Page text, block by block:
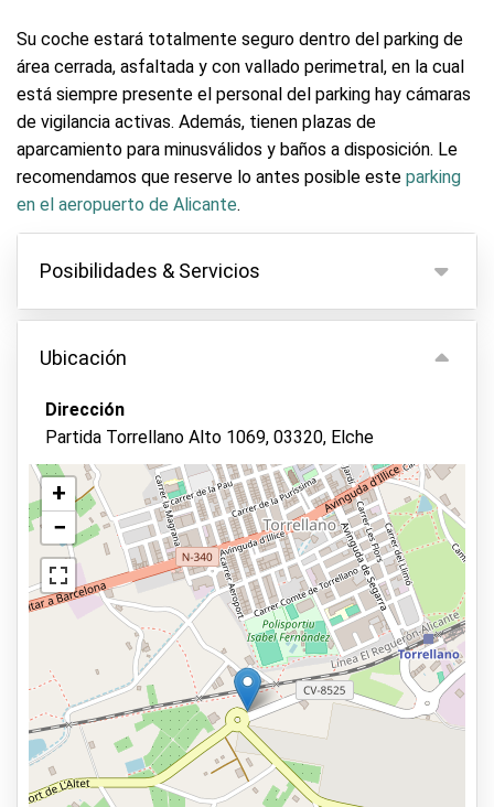
Su coche estará totalmente seguro dentro del parking de
área cerrada, asfaltada y con vallado perimetral, en la cual
está siempre presente el personal del parking hay cámaras
de vigilancia activas. Además, tienen plazas de
aparcamiento para minusválidos y baños a disposición. Le
recomendamos que reserve lo antes posible este parking
en el aeropuerto de Alicante.
Posibilidades & Servicios
Posibilidades
Aparcamiento interior
Sin entrega de llaves
Asfalto o pavimento
Lavado de vehículos
Cámara de video-vigilancia
Iluminación exterior
Parking seguro
Abierto las 24 horas del día.
Reservar con antelación
3,5km al aeropuerto
Ubicación
Dirección
Partida Torrellano Alto 1069, 03320, Elche
Ver en el mapa
+
−